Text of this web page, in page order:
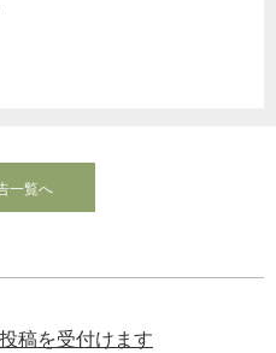
一覧へ
稿を受付けます